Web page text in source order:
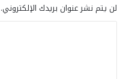
لن يتم نشر عنوان بريدك الإلكتروني.